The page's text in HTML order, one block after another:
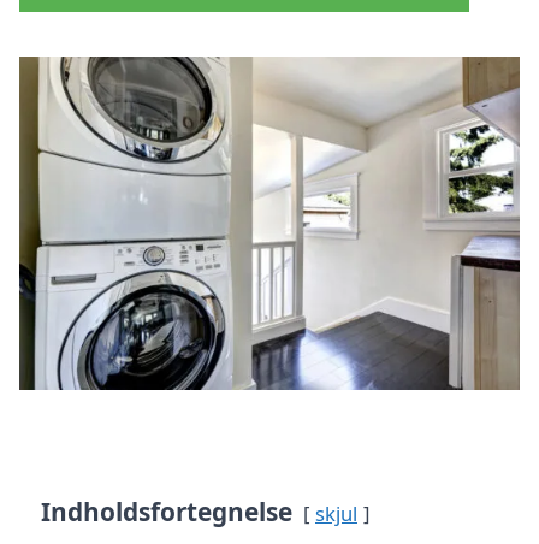
Indholdsfortegnelse skjul